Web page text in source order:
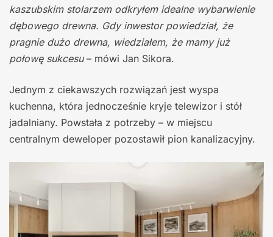
kaszubskim stolarzem odkryłem idealne wybarwienie
dębowego drewna. Gdy inwestor powiedział, że
pragnie dużo drewna, wiedziałem, że mamy już
połowę sukcesu– mówi Jan Sikora.
Jednym z ciekawszych rozwiązań jest wyspa
kuchenna, która jednocześnie kryje telewizor i stół
jadalniany. Powstała z potrzeby – w miejscu
centralnym deweloper pozostawił pion kanalizacyjny.